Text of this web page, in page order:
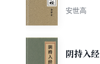
安世高
阴持入经